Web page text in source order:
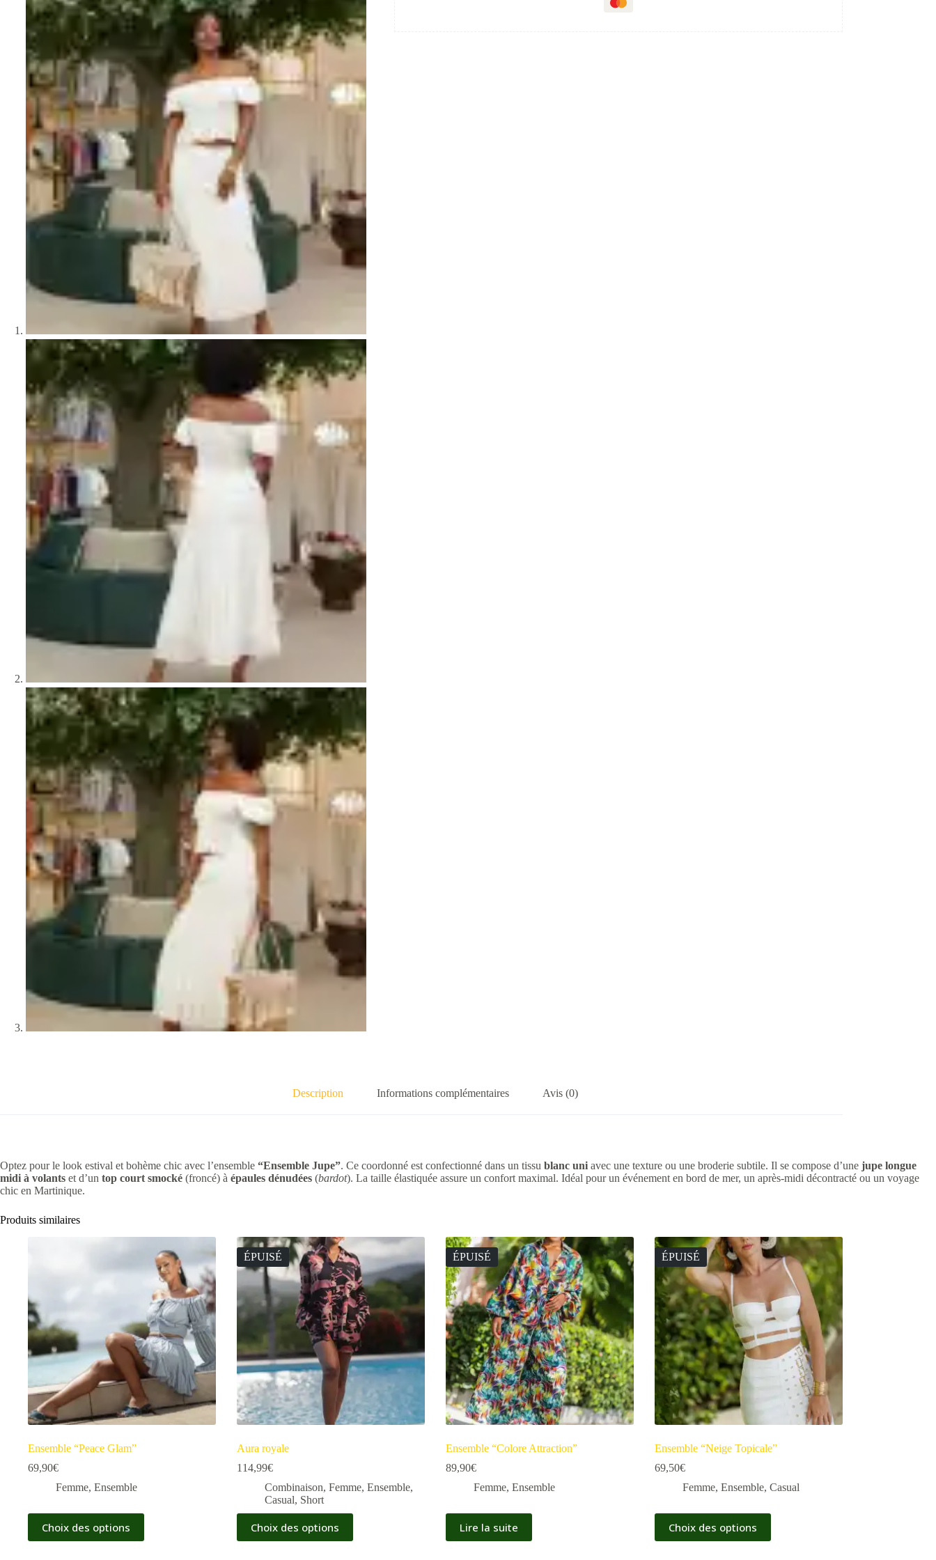
Description Informations complémentaires Avis (0)
Optez pour le look estival et bohème chic avec l’ensemble “Ensemble Jupe”. Ce coordonné est confectionné dans un tissu blanc uni avec une texture ou une broderie subtile. Il se compose d’une jupe longue
midi à volants et d’un top court smocké (froncé) à épaules dénudées (bardot). La taille élastiquée assure un confort maximal. Idéal pour un événement en bord de mer, un après-midi décontracté ou un voyage
chic en Martinique.
Produits similaires
Ensemble “Peace Glam”
69,90€
Femme, Ensemble
Choix des options
ÉPUISÉ
Aura royale
114,99€
Combinaison, Femme, Ensemble,
Casual, Short
Choix des options
ÉPUISÉ
Ensemble “Colore Attraction”
89,90€
Femme, Ensemble
Lire la suite
ÉPUISÉ
Ensemble “Neige Topicale”
69,50€
Femme, Ensemble, Casual
Choix des options